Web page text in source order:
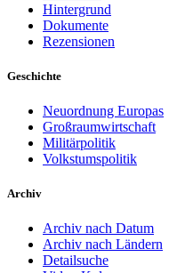
Hintergrund
Dokumente
Rezensionen
Geschichte
Neuordnung Europas
Großraumwirtschaft
Militärpolitik
Volkstumspolitik
Archiv
Archiv nach Datum
Archiv nach Ländern
Detailsuche